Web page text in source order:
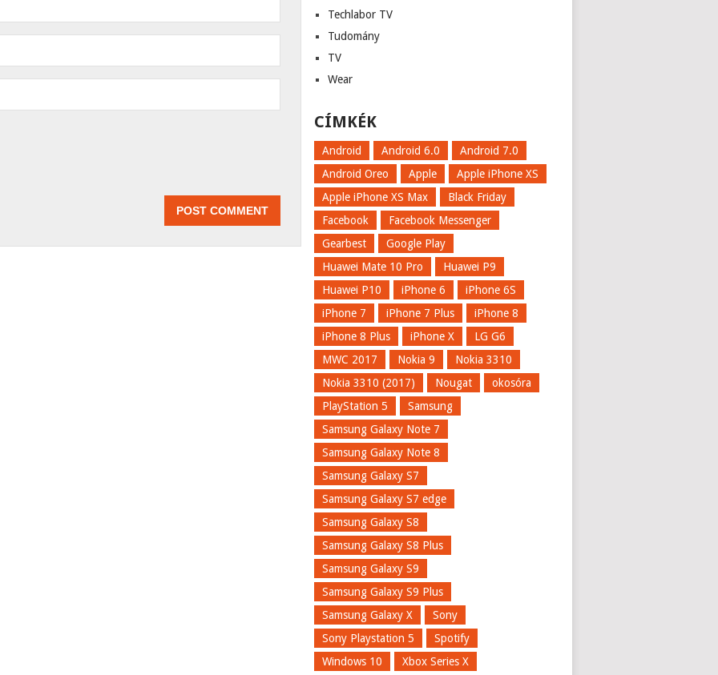
Techlabor TV
Tudomány
TV
Wear
CÍMKÉK
Android Android 6.0
Android 7.0
Android Oreo
Apple
Apple iPhone XS
Apple iPhone XS Max
Black Friday
Facebook
Facebook Messenger
Gearbest
Google Play
Huawei Mate 10 Pro
Huawei P9
Huawei P10
iPhone 6
iPhone 6S
iPhone 7
iPhone 7 Plus
iPhone 8
iPhone 8 Plus
iPhone X
LG G6
MWC 2017
Nokia 9
Nokia 3310
Nokia 3310 (2017)
Nougat
okosóra
PlayStation 5
Samsung
Samsung Galaxy Note 7
Samsung Galaxy Note 8
Samsung Galaxy S7
Samsung Galaxy S7 edge
Samsung Galaxy S8
Samsung Galaxy S8 Plus
Samsung Galaxy S9
Samsung Galaxy S9 Plus
Samsung Galaxy X
Sony
Sony Playstation 5
Spotify
Windows 10
Xbox Series X